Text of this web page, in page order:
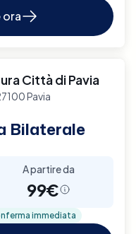
ora
Città di Pavia
Pavia
Bilaterale
A partire da
99€
immediata